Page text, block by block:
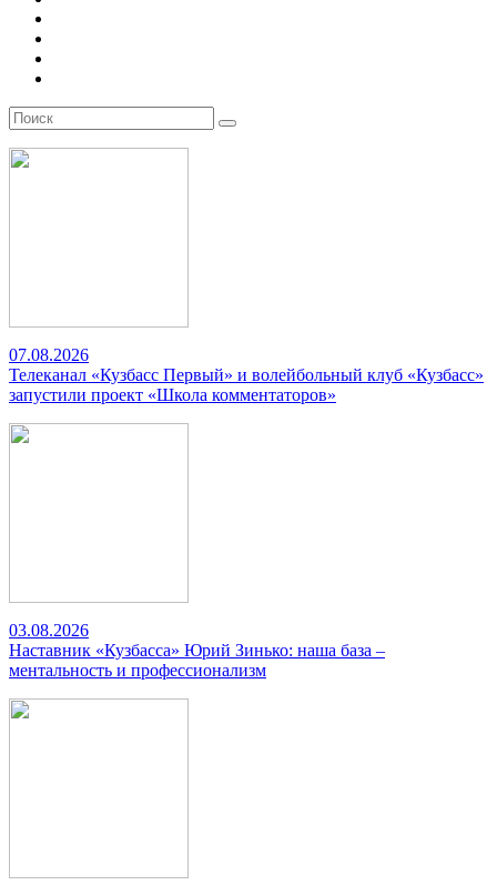
07.08.2026
Телеканал «Кузбасс Первый» и волейбольный клуб «Кузбасс»
запустили проект «Школа комментаторов»
03.08.2026
Наставник «Кузбасса» Юрий Зинько: наша база –
ментальность и профессионализм